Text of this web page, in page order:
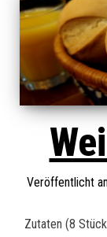
Veröffentlicht
Zutaten (8